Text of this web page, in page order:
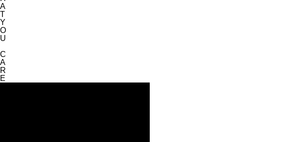
A
T
Y
O
U
C
A
R
E